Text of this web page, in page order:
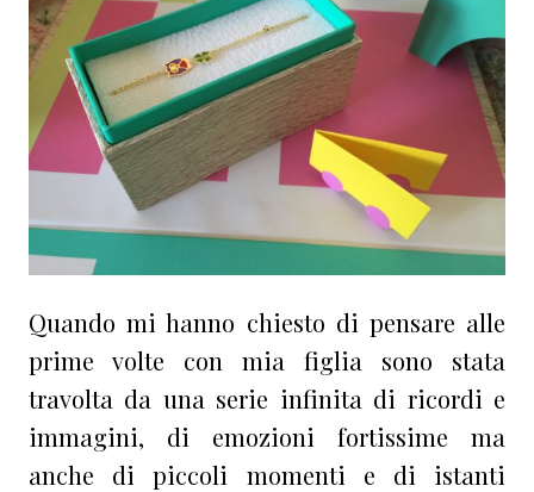
Quando mi hanno chiesto di pensare alle
prime volte con mia figlia sono stata
travolta da una serie infinita di ricordi e
immagini, di emozioni fortissime ma
anche di piccoli momenti e di istanti